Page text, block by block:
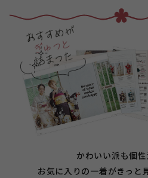
かわいい派も個性
お気に入りの一着がきっと